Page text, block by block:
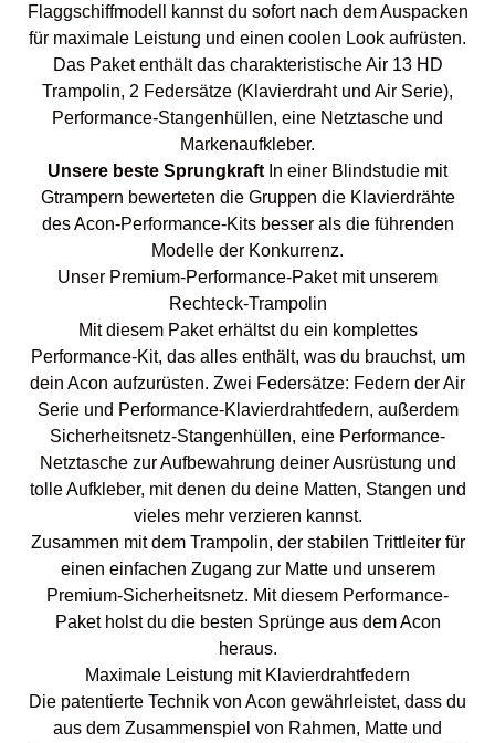
Flaggschiffmodell kannst du sofort nach dem Auspacken
für maximale Leistung und einen coolen Look aufrüsten.
Das Paket enthält das charakteristische Air 13 HD
Trampolin, 2 Federsätze (Klavierdraht und Air Serie),
Performance-Stangenhüllen, eine Netztasche und
Markenaufkleber.
Unsere beste Sprungkraft In einer Blindstudie mit
Gtrampern bewerteten die Gruppen die Klavierdrähte
des Acon-Performance-Kits besser als die führenden
Modelle der Konkurrenz.
Unser Premium-Performance-Paket mit unserem
Rechteck-Trampolin
Mit diesem Paket erhältst du ein komplettes
Performance-Kit, das alles enthält, was du brauchst, um
dein Acon aufzurüsten. Zwei Federsätze: Federn der Air
Serie und Performance-Klavierdrahtfedern, außerdem
Sicherheitsnetz-Stangenhüllen, eine Performance-
Netztasche zur Aufbewahrung deiner Ausrüstung und
tolle Aufkleber, mit denen du deine Matten, Stangen und
vieles mehr verzieren kannst.
Zusammen mit dem Trampolin, der stabilen Trittleiter für
einen einfachen Zugang zur Matte und unserem
Premium-Sicherheitsnetz. Mit diesem Performance-
Paket holst du die besten Sprünge aus dem Acon
heraus.
Maximale Leistung mit Klavierdrahtfedern
Die patentierte Technik von Acon gewährleistet, dass du
aus dem Zusammenspiel von Rahmen, Matte und